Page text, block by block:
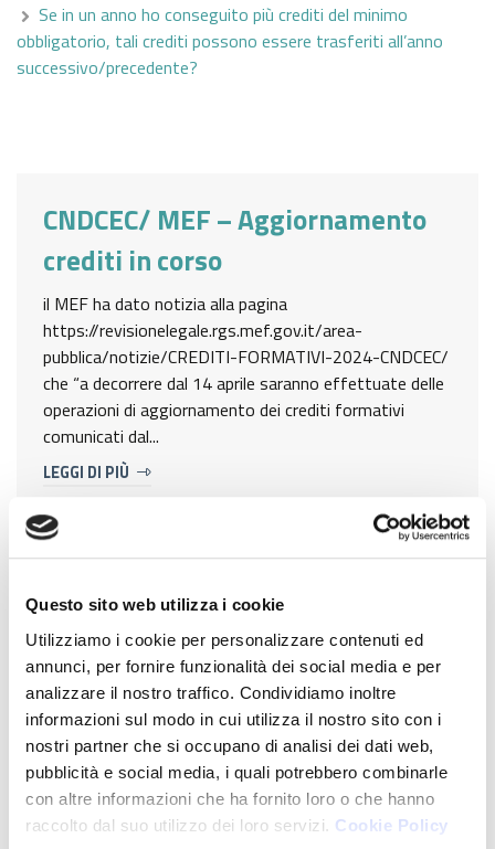
Questo sito web utilizza i cookie
Utilizziamo i cookie per personalizzare contenuti ed
annunci, per fornire funzionalità dei social media e per
analizzare il nostro traffico. Condividiamo inoltre
informazioni sul modo in cui utilizza il nostro sito con i
nostri partner che si occupano di analisi dei dati web,
pubblicità e social media, i quali potrebbero combinarle
con altre informazioni che ha fornito loro o che hanno
raccolto dal suo utilizzo dei loro servizi. Cookie Policy
Se in un anno ho conseguito più crediti del minimo
obbligatorio, tali crediti possono essere trasferiti all’anno
successivo/precedente?
CNDCEC/ MEF – Aggiornamento
crediti in corso
il MEF ha dato notizia alla pagina
https://revisionelegale.rgs.mef.gov.it/area-
pubblica/notizie/CREDITI-FORMATIVI-2024-CNDCEC/
che “a decorrere dal 14 aprile saranno effettuate delle
operazioni di aggiornamento dei crediti formativi
comunicati dal...
LEGGI DI PIÙ
formativi
Vi informiamo che, nell'area riservata del sito, è
possibile trovare i crediti FPC del 2024 finora
trasmessi dagli enti organizzatori. Completeremo
l'aggiornamento nei primi mesi del 2025 quando ci
trasmetteranno i dati mancanti. Vi invitiamo, nel...
LEGGI DI PIÙ